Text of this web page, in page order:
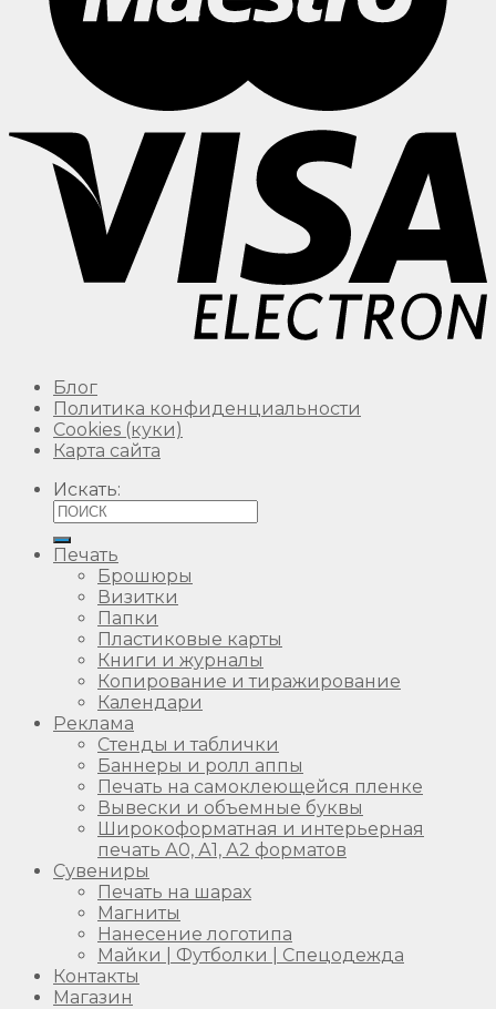
Блог
Политика конфиденциальности
Сookies (куки)
Карта сайта
Искать:
Печать
Брошюры
Визитки
Папки
Пластиковые карты
Книги и журналы
Копирование и тиражирование
Календари
Реклама
Стенды и таблички
Баннеры и ролл аппы
Печать на самоклеющейся пленке
Вывески и объемные буквы
Широкоформатная и интерьерная
печать А0, А1, А2 форматов
Сувениры
Печать на шарах
Магниты
Нанесение логотипа
Майки | Футболки | Спецодежда
Контакты
Магазин